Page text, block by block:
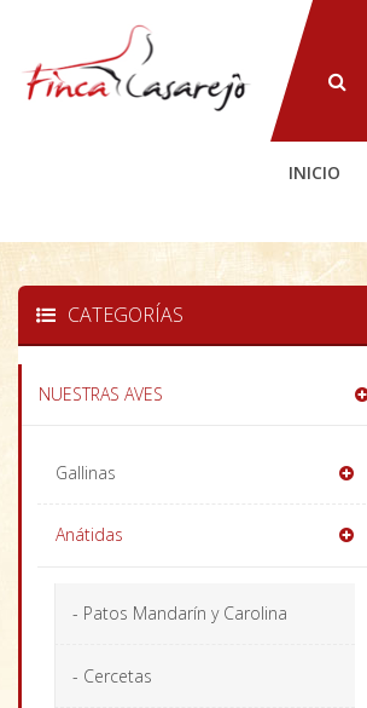
INICIO
CATEGORÍAS
NUESTRAS AVES
Gallinas
Anátidas
- Patos Mandarín y Carolina
- Cercetas